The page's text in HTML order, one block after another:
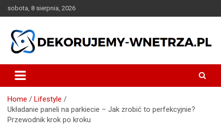
to
sobota, 8 sierpnia, 2026
dekorujemy-wnetrza.pl
Home
Lifestyle
Układanie paneli na parkiecie – Jak zrobić to perfekcyjnie?
Przewodnik krok po kroku